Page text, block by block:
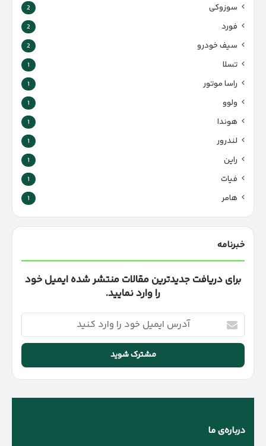
سوزوکی 2
فورد 2
سیف خودرو 2
تسلا 1
راسا موتور 1
ولوو 1
هوندا 1
لندرور 1
راین 1
فیات 1
هامر 1
خبرنامه
برای دریافت جدیدترین مقالات منتشر شده ایمیل خود
را وارد نمایید.
آدرس
ایمیل
خود
وارد
کنید
درباره‌ی ما